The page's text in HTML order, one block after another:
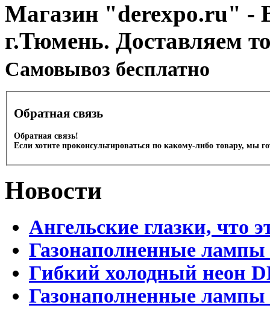
Магазин "derexpo.ru" -
г.Тюмень. Доставляем
Cамовывоз бесплатно
Обратная связь
Обратная связь!
Если хотите проконсультироваться по какому-либо товару, мы
Новости
Ангельские глазки, что
Газонаполненные
Гибкий холодный неон
Газонаполненные